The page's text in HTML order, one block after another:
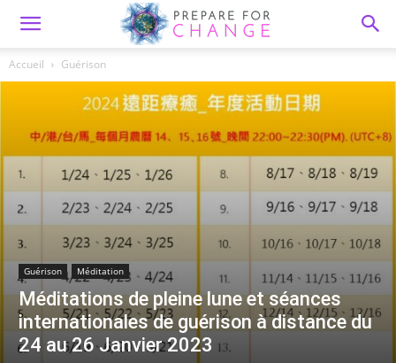
Accueil Guérison
Guérison Méditation
Méditations de pleine lune et séances
internationales de guérison à distance du
24 au 26 Janvier 2023